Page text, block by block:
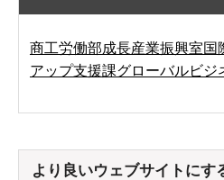
商工労働部成長産業振興室国
アップ支援課グローバルビジ
より良いウェブサイトにす